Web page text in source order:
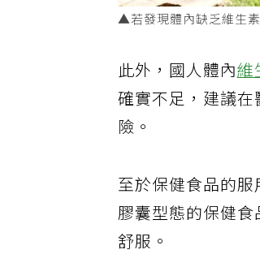
此外，國人體內維
確實不足，建議
險。
至於保健食品的
膠囊型態的保健食
舒服。